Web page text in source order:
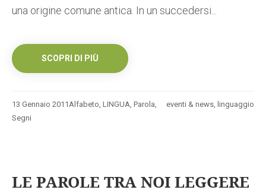
una origine comune antica. In un succedersi...
SCOPRI DI PIÙ
13 Gennaio 2011 eventi & news linguaggio
Alfabeto LINGUA Parola
Segni
LE PAROLE TRA NOI LEGGERE